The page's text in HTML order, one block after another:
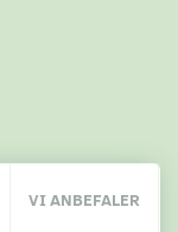
VI ANBEFALER